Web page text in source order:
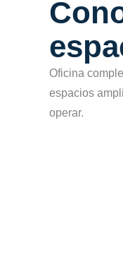
Oficina
espacios
operar.